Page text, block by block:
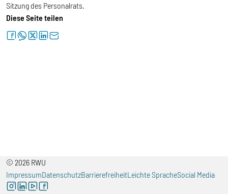
Sitzung des Personalrats.
Diese Seite teilen
facebookwhatsapptwitterlinkedinletter
© 2026 RWU
ImpressumDatenschutzBarrierefreiheitLeichte SpracheSocial Media
instagramlinkedinyoutubefacebook